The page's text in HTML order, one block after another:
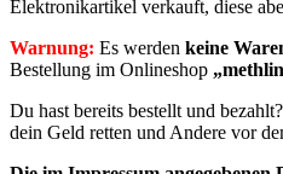
Elektronikartikel verkauft, diese
Warnung: Es werden keine
Bestellung im Onlineshop
Du hast bereits bestellt und
dein Geld retten und Andere vor